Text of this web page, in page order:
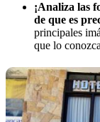
¡Analiza las
de que es
principales
que lo